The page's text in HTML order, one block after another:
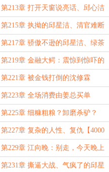
求订阅】
第213章 打开天窗说亮话、邱心洁
的决定【4300字求订阅】
第215章 执拗的邱星洁、清官难断
家务事【4000字求订阅】
第217章 骄傲不逊的邱星洁、绿茶
婊【4100字】
第219章 金融大鳄：震惊到惊吓的
沈家父子【4200字求订阅】
第221章 被金钱打倒的沈修霖
【4100字求订阅】
第223章 全场消费由姜总买单
【4600字求订阅】
第225章 细糠粗粮？卸磨杀驴？
【4000字求订阅】
第227章 复杂的人性、复仇【4000
字求订阅】
第229章 江向晚：别走，今天晚上
留下来陪我【4300字求订阅】
第231章 撕逼大战、气疯了的邱星